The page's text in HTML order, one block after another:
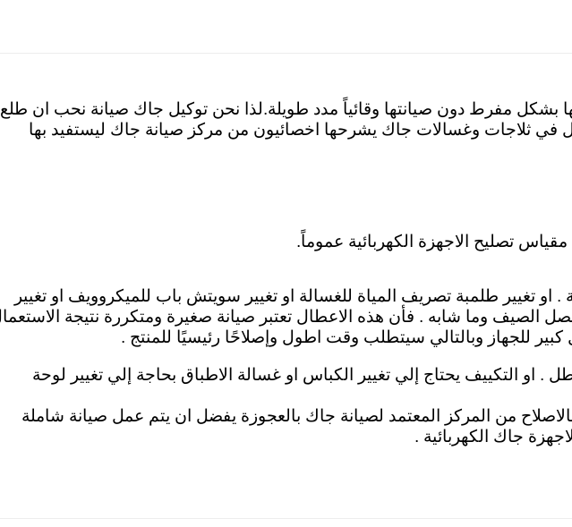
بشكل مفرط دون صيانتها وقائياً مدد طويلة.لذا نحن توكيل جاك صيانة نحب ان طلع
في ثلاجات وغسالات جاك يشرحها اخصائيون من مركز صيانة جاك ليستفيد بها
تصليح الاجهزة الكهربائية عموماً.
. او تغيير طلمبة تصريف المياة للغسالة او تغيير سويتش باب للميكروويف او تغيير
الصيف وما شابه . فأن هذه الاعطال تعتبر صيانة صغيرة ومتكررة نتيجة
للجهاز وبالتالي سيتطلب وقت اطول وإصلاحًا رئيسيًا للمنتج .
. او التكييف يحتاج إلي تغيير الكباس او غسالة الاطباق بحاجة إلي تغيير لوحة
من المركز المعتمد لصيانة جاك بالعجوزة يفضل ان يتم عمل صيانة شاملة
جاك الكهربائية .